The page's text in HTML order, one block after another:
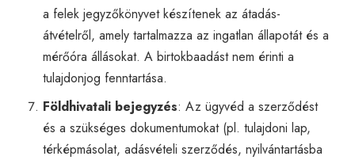
a felek jegyzőkönyvet készítenek az átadás-
átvételről, amely tartalmazza az ingatlan állapotát és a
mérőóra állásokat. A birtokbaadást nem érinti a
tulajdonjog fenntartása.
Földhivatali bejegyzés: Az ügyvéd a szerződést
és a szükséges dokumentumokat (pl. tulajdoni lap,
térképmásolat, adásvételi szerződés, nyilvántartásba